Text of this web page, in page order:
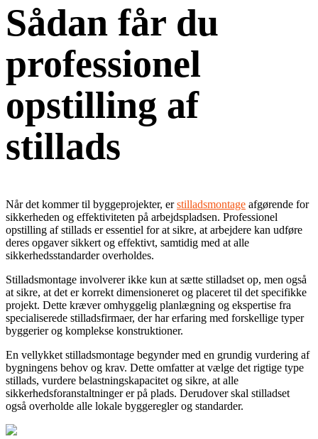
Sådan får du
professionel
opstilling af
stillads
Når det kommer til byggeprojekter, erstilladsmontage afgørende for
sikkerheden og effektiviteten på arbejdspladsen. Professionel
opstilling af stillads er essentiel for at sikre, at arbejdere kan udføre
deres opgaver sikkert og effektivt, samtidig med at alle
sikkerhedsstandarder overholdes.
Stilladsmontage involverer ikke kun at sætte stilladset op, men også
at sikre, at det er korrekt dimensioneret og placeret til det specifikke
projekt. Dette kræver omhyggelig planlægning og ekspertise fra
specialiserede stilladsfirmaer, der har erfaring med forskellige typer
byggerier og komplekse konstruktioner.
En vellykket stilladsmontage begynder med en grundig vurdering af
bygningens behov og krav. Dette omfatter at vælge det rigtige type
stillads, vurdere belastningskapacitet og sikre, at alle
sikkerhedsforanstaltninger er på plads. Derudover skal stilladset
også overholde alle lokale byggeregler og standarder.